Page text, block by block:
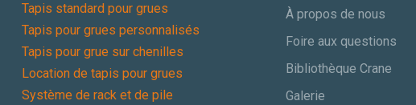
Tapis standard pour grues
Tapis pour grues personnalisés
Tapis pour grue sur chenilles
Location de tapis pour grues
Système de rack et de pile
À propos de nous
Foire aux questions
Bibliothèque Crane
Galerie